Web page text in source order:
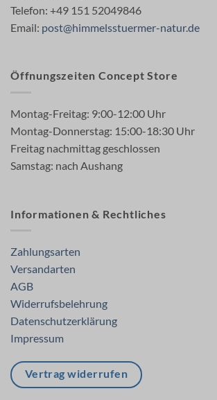
Telefon: +49 151 52049846
Email: post@himmelsstuermer-natur.de
Öffnungszeiten Concept Store
Montag-Freitag: 9:00-12:00 Uhr
Montag-Donnerstag: 15:00-18:30 Uhr
Freitag nachmittag geschlossen
Samstag: nach Aushang
Informationen & Rechtliches
Zahlungsarten
Versandarten
AGB
Widerrufsbelehrung
Datenschutzerklärung
Impressum
Vertrag widerrufen